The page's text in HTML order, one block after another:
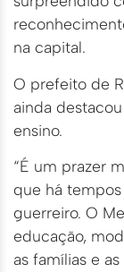
na capital.
O prefeito de
ainda
ensino.
“É um prazer
que há tempos
guerreiro. O
educação,
as famílias e